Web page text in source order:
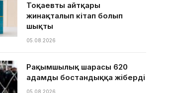
Тоқаевтың айтқары
жинақталып кітап болып
шықты
05.08.2026
Рақымшылық шарасы 620
адамды бостандыққа жіберді
05.08.2026